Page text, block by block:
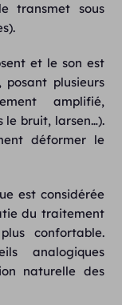
transmet sous
et le son est
plusieurs
amplifié,
le bruit, larsen…).
déformer le
est considérée
du traitement
confortable.
analogiques
naturelle des